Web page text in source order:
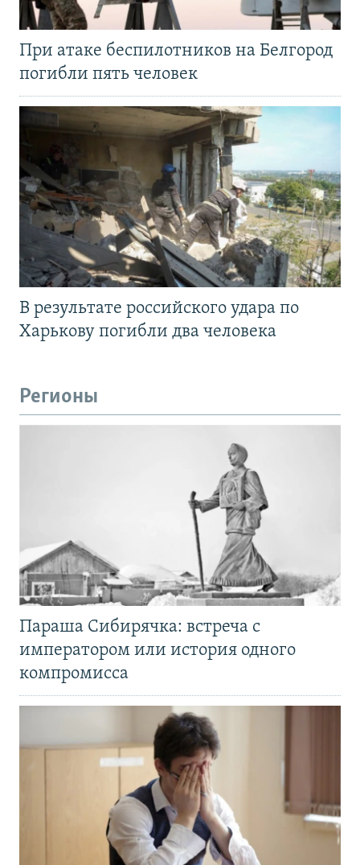
При атаке беспилотников на Белгород
погибли пять человек
В результате российского удара по
Харькову погибли два человека
Регионы
Параша Сибирячка: встреча с
императором или история одного
компромисса